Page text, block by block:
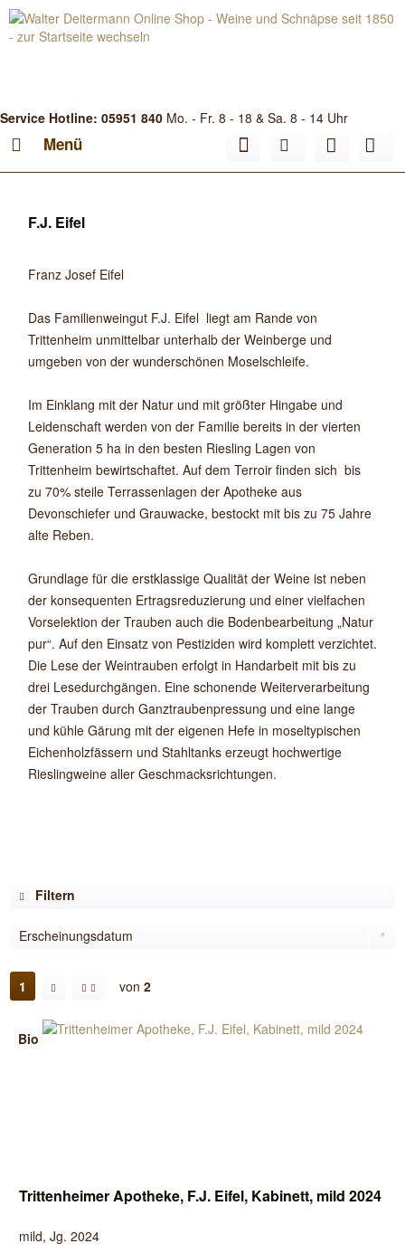
Service Hotline: 05951 840 Mo. - Fr. 8 - 18 & Sa. 8 - 14 Uhr
Menü
F.J. Eifel
Franz Josef Eifel
Das Familienweingut F.J. Eifel liegt am Rande von
Trittenheim unmittelbar unterhalb der Weinberge und
umgeben von der wunderschönen Moselschleife.
Im Einklang mit der Natur und mit größter Hingabe und
Leidenschaft werden von der Familie bereits in der vierten
Generation 5 ha in den besten Riesling Lagen von
Trittenheim bewirtschaftet. Auf dem Terroir finden sich bis
zu 70% steile Terrassenlagen der Apotheke aus
Devonschiefer und Grauwacke, bestockt mit bis zu 75 Jahre
alte Reben.
Grundlage für die erstklassige Qualität der Weine ist neben
der konsequenten Ertragsreduzierung und einer vielfachen
Vorselektion der Trauben auch die Bodenbearbeitung „Natur
pur“. Auf den Einsatz von Pestiziden wird komplett verzichtet.
Die Lese der Weintrauben erfolgt in Handarbeit mit bis zu
drei Lesedurchgängen. Eine schonende Weiterverarbeitung
der Trauben durch Ganztraubenpressung und eine lange
und kühle Gärung mit der eigenen Hefe in moseltypischen
Eichenholzfässern und Stahltanks erzeugt hochwertige
Rieslingweine aller Geschmacksrichtungen.
Filtern
1 von 2
Bio
Trittenheimer Apotheke, F.J. Eifel, Kabinett, mild 2024
mild, Jg. 2024